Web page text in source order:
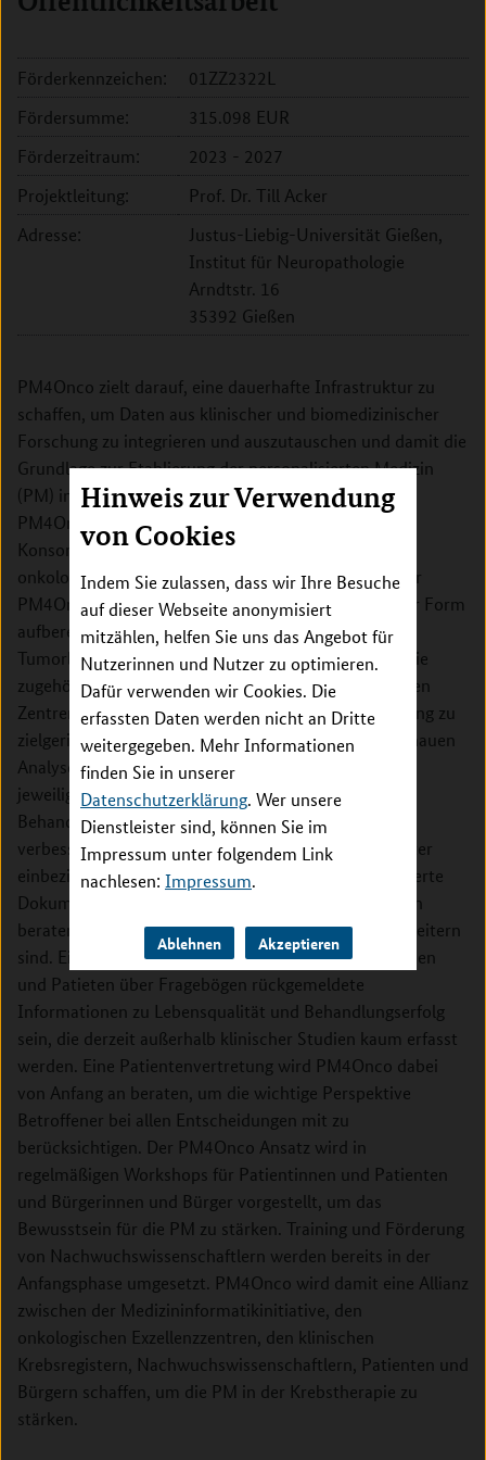
Hinweis zur Verwendung
von Cookies
Indem Sie zulassen, dass wir Ihre Besuche
auf dieser Webseite anonymisiert
mitzählen, helfen Sie uns das Angebot für
Nutzerinnen und Nutzer zu optimieren.
Dafür verwenden wir Cookies. Die
erfassten Daten werden nicht an Dritte
weitergegeben. Mehr Informationen
finden Sie in unserer
Datenschutzerklärung. Wer unsere
Dienstleister sind, können Sie im
Impressum unter folgendem Link
nachlesen: Impressum.
Ablehnen Akzeptieren
Förderkennzeichen:
01ZZ2322L
Fördersumme:
315.098 EUR
Förderzeitraum:
2023 - 2027
Projektleitung:
Prof. Dr. Till Acker
Adresse:
Justus-Liebig-Universität Gießen,
Institut für Neuropathologie
Arndtstr. 16
35392 Gießen
PM4Onco zielt darauf, eine dauerhafte Infrastruktur zu
schaffen, um Daten aus klinischer und biomedizinischer
Forschung zu integrieren und auszutauschen und damit die
Grundlage zur Etablierung der personalisierten Medizin
(PM) in der Krebsbehandlung zu legen. Dazu vereint
PM4Onco die Erfahrung und Vorarbeiten aller vier
Konsortien der Medizininformatik-Initiative und der
onkologischen Exzellenzzentren in Deutschland. Über
PM4Onco bereitgestellte Daten werden in geeigneter Form
aufbereitet, um Entscheidungen in molekularen
Tumorboards zu unterstützen. Dieses Konzept und die
zugehörige Infrastruktur werden auf alle 23 beteiligten
Zentren ausgerollt. Somit wird ein verbesserter Zugang zu
zielgerichteten Therapien geschaffen, der auf der genauen
Analyse genetischer Veränderungen in Tumoren im
jeweiligen Erkrankungsstadium beruht, und so die
Behandlung und Prognose bei Tumorerkrankungen
verbessert. PM4Onco wird die klinischen Krebsregister
einbeziehen und die Datenqualität durch standardisierte
Dokumentationsroutinen steigern. Klinische Experten
beraten dabei, wie Kerndatensätze für die PM zu erweitern
sind. Ein wesentlicher Beitrag werden von Patientinnen
und Patieten über Fragebögen rückgemeldete
Informationen zu Lebensqualität und Behandlungserfolg
sein, die derzeit außerhalb klinischer Studien kaum erfasst
werden. Eine Patientenvertretung wird PM4Onco dabei
von Anfang an beraten, um die wichtige Perspektive
Betroffener bei allen Entscheidungen mit zu
berücksichtigen. Der PM4Onco Ansatz wird in
regelmäßigen Workshops für Patientinnen und Patienten
und Bürgerinnen und Bürger vorgestellt, um das
Bewusstsein für die PM zu stärken. Training und Förderung
von Nachwuchswissenschaftlern werden bereits in der
Anfangsphase umgesetzt. PM4Onco wird damit eine Allianz
zwischen der Medizininformatikinitiative, den
onkologischen Exzellenzzentren, den klinischen
Krebsregistern, Nachwuchswissenschaftlern, Patienten und
Bürgern schaffen, um die PM in der Krebstherapie zu
stärken.